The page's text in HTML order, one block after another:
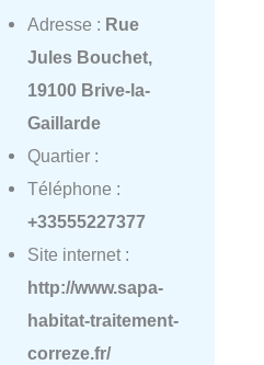
Adresse : Rue
Jules Bouchet,
19100 Brive-la-
Gaillarde
Quartier :
Téléphone :
+33555227377
Site internet :
http://www.sapa-
habitat-traitement-
correze.fr/